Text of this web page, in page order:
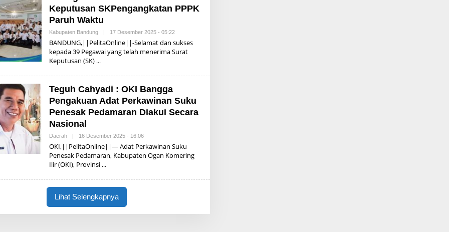
A
O
O
Keputusan SKPengangkatan PPPK
Paruh Waktu
Kabupaten Bandung | 17 Desember 2025 - 05:22O
E
H
A
R
S
BANDUNG,||PelitaOnline||-Selamat dan sukses
kepada 39 Pegawai yang telah menerima Surat
Keputusan (SK)
Teguh Cahyadi : OKI Bangga
Pengakuan Adat Perkawinan Suku
Penesak Pedamaran Diakui Secara
Nasional
Daerah | 16 Desember 2025 - 16:06O
E
H
R
OKI,||PelitaOnline||— Adat Perkawinan Suku
Penesak Pedamaran, Kabupaten Ogan Komering
Ilir (OKI), Provinsi
Lihat Selengkapnya